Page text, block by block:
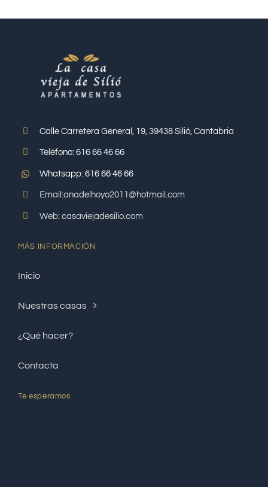
Calle Carretera General, 19, 39438 Silió, Cantabria
Teléfono: 616 66 46 66
Whatsapp: 616 66 46 66
Email:anadelhoyo2011@hotmail.com
Web: casaviejadesilio.com
MÁS INFORMACIÓN
Inicio
Nuestras casas
¿Qué hacer?
Contacta
Te esperamos